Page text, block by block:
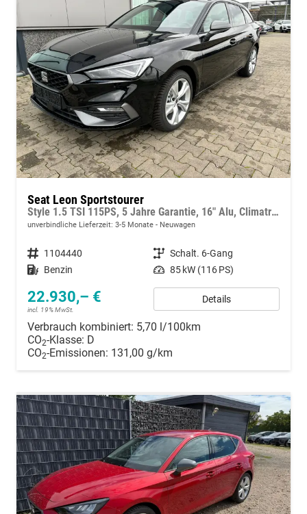
Seat Leon Sportstourer
Style 1.5 TSI 115PS, 5 Jahre Garantie, 16" Alu, Climatronic, Parksensoren vorn/hinten, Media System PLUS 12,9"/Bluetooth, Tempomat, Full Digital Cockpit, LED-Scheinwerfer, M-Lederlenkrad, Reserverad, Verkehrszeichenerkennung
unverbindliche Lieferzeit: 3-5 Monate Neuwagen
Fahrzeugnummer 1104440 Getriebe Schalt. 6-Gang
Kraftstoff Benzin Leistung 85 kW (116 PS)
22.930,– €
incl. 19% MwSt.
Details
Verbrauch kombiniert: 5,70 l/100km
CO2-Klasse: D
CO2-Emissionen: 131,00 g/km